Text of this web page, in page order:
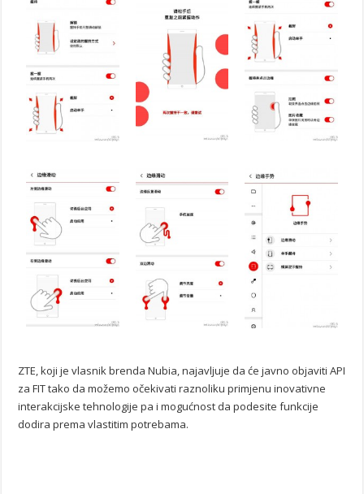
ZTE, koji je vlasnik brenda Nubia, najavljuje da će javno objaviti API
za FIT tako da možemo očekivati raznoliku primjenu inovativne
interakcijske tehnologije pa i mogućnost da podesite funkcije
dodira prema vlastitim potrebama.